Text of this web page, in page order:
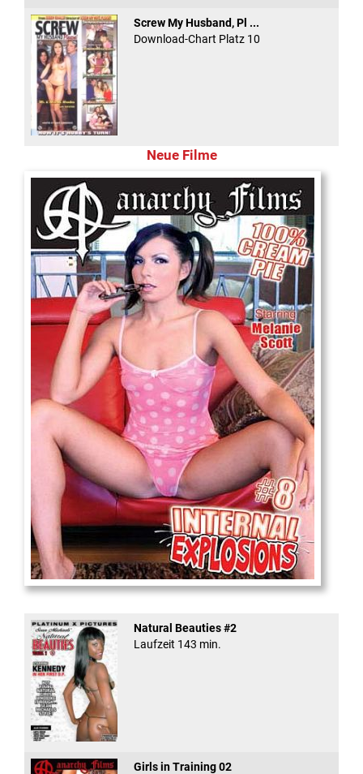
Screw My Husband, Pl ...
Download-Chart Platz 10
Neue Filme
Internal Explosionen
Natural Beauties #2
Laufzeit 143 min.
Girls in Training 02